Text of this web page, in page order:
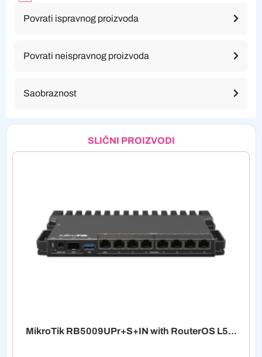
Povrati ispravnog proizvoda
Povrati neispravnog proizvoda
Saobraznost
SLIČNI PROIZVODI
MikroTik RB5009UPr+S+IN with RouterOS L5...